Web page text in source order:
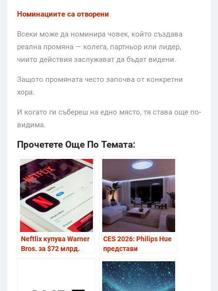
Номинациите са отворени
Всеки може да номинира човек, който създава
реална промяна — колега, партньор или лидер,
чиито действия заслужават да бъдат видени.
Защото промяната често започва от конкретни
хора.
И когато ги събереш на едно място, тя става още по-
видима.
Прочетете Още По Темата:
Neftlix купува Warner
Bros. за $72 млрд.
CES 2026: Philips Hue
представи
синхронизира всички
светлини в стаята